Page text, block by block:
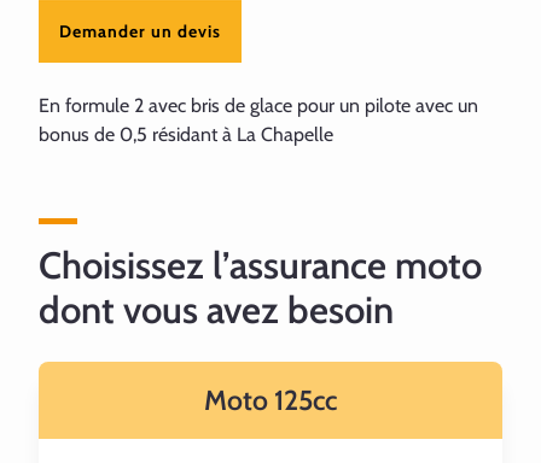
Demander un devis
En formule 2 avec bris de glace pour un pilote avec un
bonus de 0,5 résidant à La Chapelle
Choisissez l’assurance moto
dont vous avez besoin
Moto 125cc